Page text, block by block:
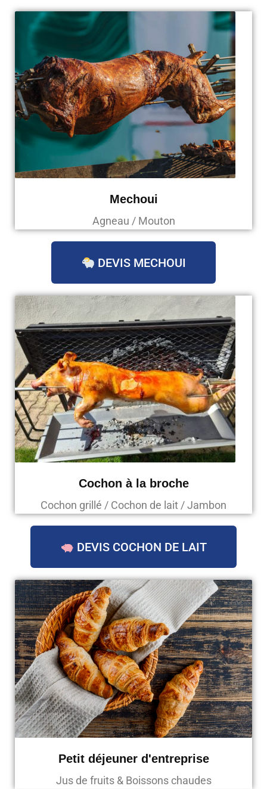
Mechoui
Agneau / Mouton
DEVIS MECHOUI
Cochon à la broche
Cochon grillé / Cochon de lait / Jambon
DEVIS COCHON DE LAIT
Petit déjeuner d'entreprise
Jus de fruits & Boissons chaudes